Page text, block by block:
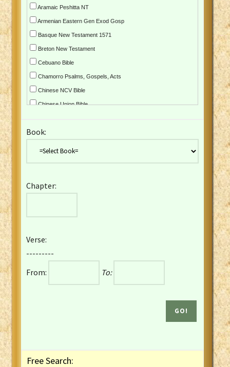
Aramaic Peshitta NT
Armenian Eastern Gen Exod Gosp
Basque New Testament 1571
Breton New Testament
Cebuano Bible
Chamorro Psalms, Gospels, Acts
Chinese NCV Bible
Chinese Union Bible
Czech Kralicka Bible
English YLT 1898 Bible
French Darby Bible
French Louis Segond Bible
Gaelic (Manx) Selections
Gaelic (Scottish) Mark
Book:
Chapter:
Verse:
---------
From:
To:
Free Search: